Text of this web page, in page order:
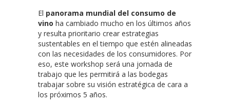
El panorama mundial del consumo de
vino ha cambiado mucho en los últimos años
y resulta prioritario crear estrategias
sustentables en el tiempo que estén alineadas
con las necesidades de los consumidores. Por
eso, este workshop será una jornada de
trabajo que les permitirá a las bodegas
trabajar sobre su visión estratégica de cara a
los próximos 5 años.